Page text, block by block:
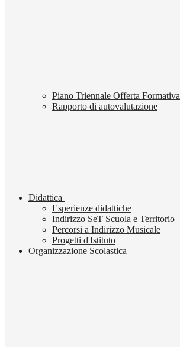
Piano Triennale Offerta Formativa
Rapporto di autovalutazione
Didattica
Esperienze didattiche
Indirizzo SeT Scuola e Territorio
Percorsi a Indirizzo Musicale
Progetti d'Istituto
Organizzazione Scolastica